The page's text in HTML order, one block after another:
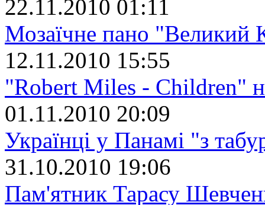
22.11.2010 01:11
Мозаїчне пано "Великий
12.11.2010 15:55
"Robert Miles - Children"
01.11.2010 20:09
Українці у Панамі "з
31.10.2010 19:06
Пам'ятник Тарасу